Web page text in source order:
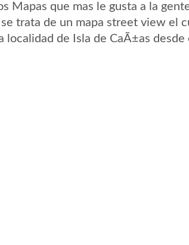
Mapas que mas le gusta a la
trata de un mapa street view el
localidad de Isla de CaÃ±as desde